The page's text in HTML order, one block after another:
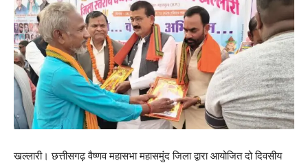
खल्लारी। छत्तीसगढ़ वैष्णव महासभा महासमुंद जिला द्वारा आयोजित दो दिवसीय